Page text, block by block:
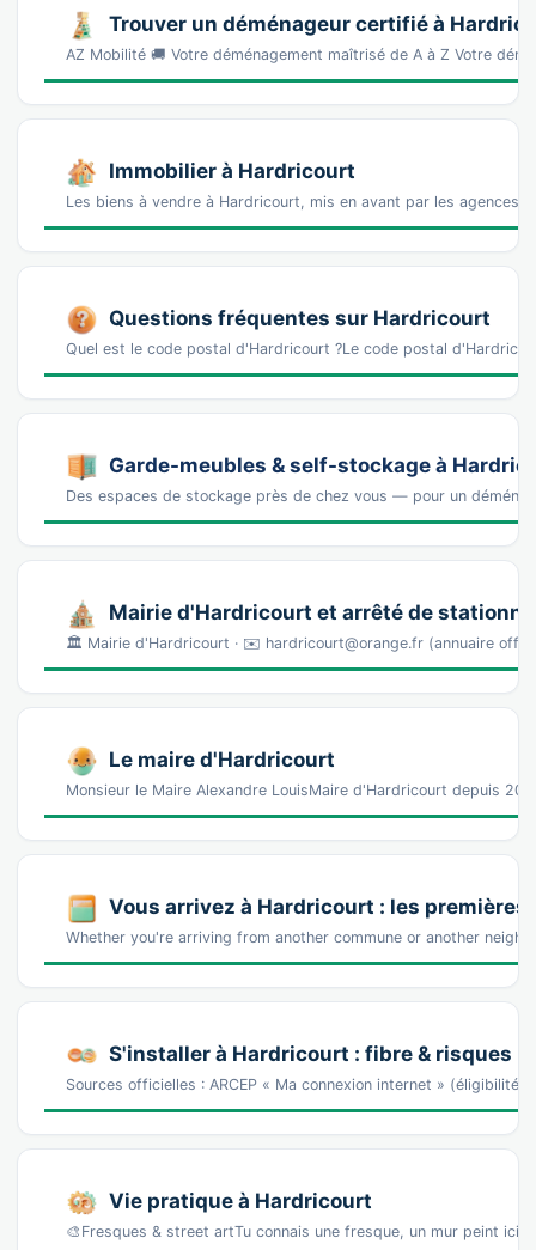
Trouver un déménageur certifié à
AZ Mobilité 🚚 Votre déménagement maîtrisé de A à Z Votre
Immobilier à Hardricourt
Les biens à vendre à Hardricourt, mis en avant par les agences
Questions fréquentes sur Hardricourt
Quel est le code postal d'Hardricourt ?Le code postal
Garde-meubles & self-stockage à
Des espaces de stockage près de chez vous — pour un
Mairie d'Hardricourt et arrêté de
🏛️ Mairie d'Hardricourt · ✉️ hardricourt@orange.fr (annuaire
Le maire d'Hardricourt
Monsieur le Maire Alexandre LouisMaire d'Hardricourt depuis
Vous arrivez à Hardricourt : les premières
Whether you're arriving from another commune or another
S'installer à Hardricourt : fibre & risques
Sources officielles : ARCEP « Ma connexion internet » (éligibilité
Vie pratique à Hardricourt
🎨Fresques & street artTu connais une fresque, un mur peint ici